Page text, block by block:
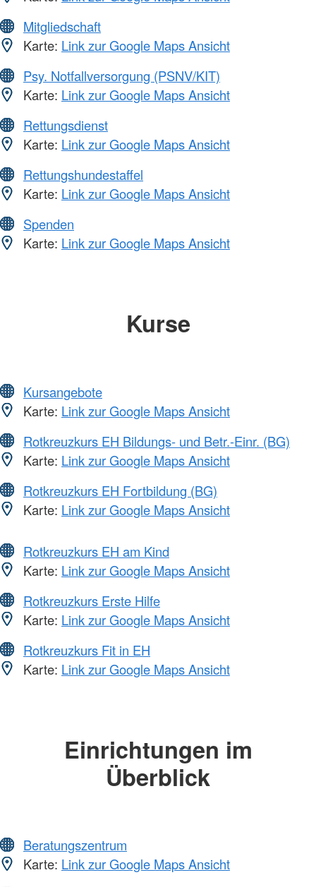
Mitgliedschaft
Karte: Link zur Google Maps Ansicht
Psy. Notfallversorgung (PSNV/KIT)
Karte: Link zur Google Maps Ansicht
Rettungsdienst
Karte: Link zur Google Maps Ansicht
Rettungshundestaffel
Karte: Link zur Google Maps Ansicht
Spenden
Karte: Link zur Google Maps Ansicht
Kurse
Kursangebote
Karte: Link zur Google Maps Ansicht
Rotkreuzkurs EH Bildungs- und Betr.-Einr. (BG)
Karte: Link zur Google Maps Ansicht
Rotkreuzkurs EH Fortbildung (BG)
Karte: Link zur Google Maps Ansicht
Rotkreuzkurs EH am Kind
Karte: Link zur Google Maps Ansicht
Rotkreuzkurs Erste Hilfe
Karte: Link zur Google Maps Ansicht
Rotkreuzkurs Fit in EH
Karte: Link zur Google Maps Ansicht
Einrichtungen im
Überblick
Beratungszentrum
Karte: Link zur Google Maps Ansicht